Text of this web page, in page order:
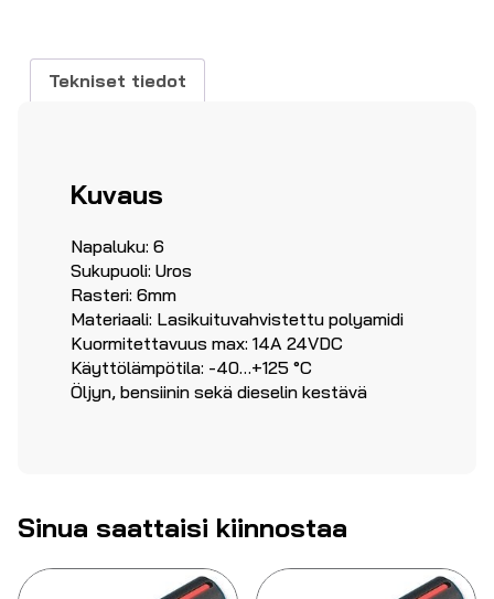
Tekniset tiedot
Kuvaus
Napaluku: 6
Sukupuoli: Uros
Rasteri: 6mm
Materiaali: Lasikuituvahvistettu polyamidi
Kuormitettavuus max: 14A 24VDC
Käyttölämpötila: -40…+125 °C
Öljyn, bensiinin sekä dieselin kestävä
Sinua saattaisi kiinnostaa